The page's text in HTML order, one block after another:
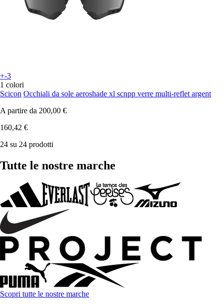
+-3
1 colori
Scicon Occhiali da sole aeroshade xl scnpp verre multi-reflet argent
A partire da 200,00 €
160,42 €
24 su 24 prodotti
Tutte le nostre marche
Scopri tutte le nostre marche